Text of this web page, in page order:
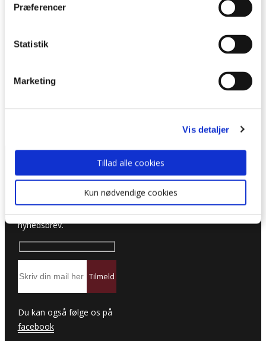
Præferencer
Statistik
Marketing
Vis detaljer
Tillad alle cookies
Kun nødvendige cookies
Aftensang fra Højskolesangbogen
Mandeklub
Nørkleklub
Tilmeld nyhedsbrev
Hold dig opdateret ved at
nyhedsbrev.
Du kan også følge os på
facebook